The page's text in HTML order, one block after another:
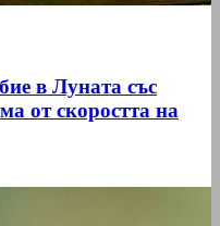
в Луната със
от скоростта на